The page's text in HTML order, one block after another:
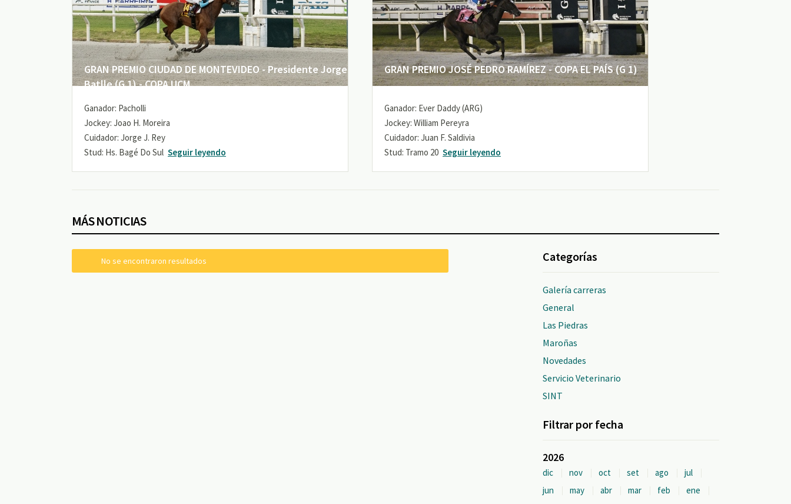
GRAN PREMIO CIUDAD DE MONTEVIDEO - Presidente Jorge
Batlle (G 1) - COPA UCM
Ganador: Pacholli
Jockey: Joao H. Moreira
Cuidador: Jorge J. Rey
Stud: Hs. Bagé Do Sul Seguir leyendo
GRAN PREMIO JOSÉ PEDRO RAMÍREZ - COPA EL PAÍS (G 1)
Ganador: Ever Daddy (ARG)
Jockey: William Pereyra
Cuidador: Juan F. Saldivia
Stud: Tramo 20 Seguir leyendo
MÁS NOTICIAS
No se encontraron resultados Categorías
Galería carreras
General
Las Piedras
Maroñas
Novedades
Servicio Veterinario
SINT
Filtrar por fecha
2026
dic nov oct set ago
jul
jun
may abr mar feb ene